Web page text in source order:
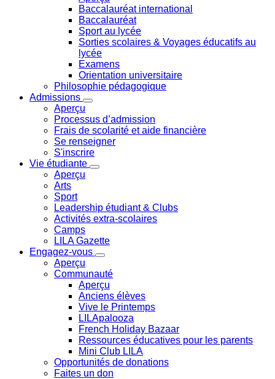
Baccalauréat international
Baccalauréat
Sport au lycée
Sorties scolaires & Voyages éducatifs au
lycée
Examens
Orientation universitaire
Philosophie pédagogique
Admissions
Aperçu
Processus d’admission
Frais de scolarité et aide financière
Se renseigner
S'inscrire
Vie étudiante
Aperçu
Arts
Sport
Leadership étudiant & Clubs
Activités extra-scolaires
Camps
LILA Gazette
Engagez-vous
Aperçu
Communauté
Aperçu
Anciens élèves
Vive le Printemps
LILApalooza
French Holiday Bazaar
Ressources éducatives pour les parents
Mini Club LILA
Opportunités de donations
Faites un don